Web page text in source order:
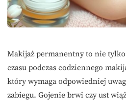
Makijaż permanentny to nie tylko
czasu podczas codziennego
który wymaga odpowiedniej
zabiegu. Gojenie brwi czy ust